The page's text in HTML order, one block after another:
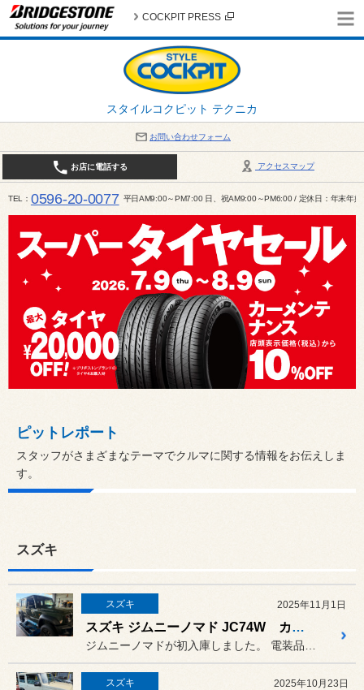
スタイルコクピット テクニカ
COCKPIT PRESS
お問い合わせフォーム
アクセスマップ
お店に電話する
TEL 0596-20-0077 平日AM9:00～PM7:00 日、祝AM9:00～PM6:00 / 定休日：年末年
ピットレポート
スタッフがさまざまなテーマでクルマに関する情報をお伝えしま
す。
スズキ
スズキ 2025年11月1日
スズキ ジムニーノマド JC74W カスタム
スズキ 2025年10月23日